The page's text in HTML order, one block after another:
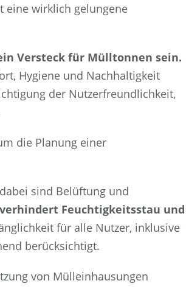
eine wirklich gelungene
Versteck für Mülltonnen sein.
Hygiene und Nachhaltigkeit
der Nutzerfreundlichkeit,
die Planung einer
sind Belüftung und
Feuchtigkeitsstau und
für alle Nutzer, inklusive
berücksichtigt.
von Mülleinhausungen